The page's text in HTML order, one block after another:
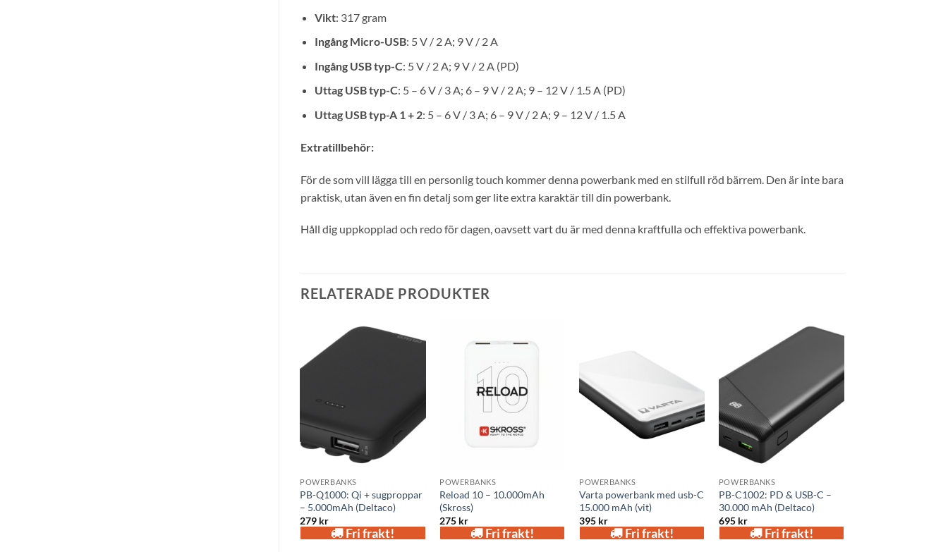
Vikt: 317 gram
Ingång Micro-USB: 5 V / 2 A; 9 V / 2 A
Ingång USB typ-C: 5 V / 2 A; 9 V / 2 A (PD)
Uttag USB typ-C: 5 – 6 V / 3 A; 6 – 9 V / 2 A; 9 – 12 V / 1.5 A (PD)
Uttag USB typ-A 1 + 2: 5 – 6 V / 3 A; 6 – 9 V / 2 A; 9 – 12 V / 1.5 A
Extratillbehör:
För de som vill lägga till en personlig touch kommer denna powerbank med en stilfull röd bärrem. Den är inte bara
praktisk, utan även en fin detalj som ger lite extra karaktär till din powerbank.
Håll dig uppkopplad och redo för dagen, oavsett vart du är med denna kraftfulla och effektiva powerbank.
RELATERADE PRODUKTER
POWERBANKS
PB-Q1000: Qi + sugproppar
– 5.000mAh (Deltaco)
279 kr
Fri frakt!
POWERBANKS
Reload 10 – 10.000mAh
(Skross)
275 kr
Fri frakt!
POWERBANKS
Varta powerbank med usb-C
15.000 mAh (vit)
395 kr
Fri frakt!
POWERBANKS
PB-C1002: PD & USB-C –
30.000 mAh (Deltaco)
695 kr
Fri frakt!